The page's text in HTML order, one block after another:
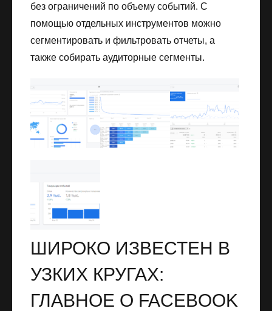
без ограничений по объему событий. С
помощью отдельных инструментов можно
сегментировать и фильтровать отчеты, а
также собирать аудиторные сегменты.
ШИРОКО ИЗВЕСТЕН В
УЗКИХ КРУГАХ:
ГЛАВНОЕ О FACEBOOK